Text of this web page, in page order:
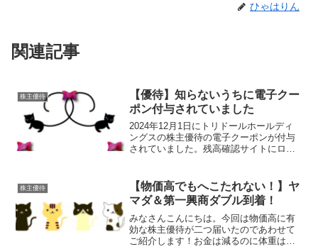
ひゃはりん
関連記事
株主優待
【優待】知らないうちに電子クー
ポン付与されていました
2024年12月1日にトリドールホールディ
ングスの株主優待の電子クーポンが付与
されていました。残高確認サイトにログ
回付与された分も手付かずで残っていま
した。電子クーポン...
株主優待
【物価高でもへこたれない！】ヤ
マダ＆第一興商ダブル到着！
みなさんこんにちは。今回は物価高に有
効な株主優待が二つ届いたのであわせて
ご紹介します！お金は減るのに体重は減